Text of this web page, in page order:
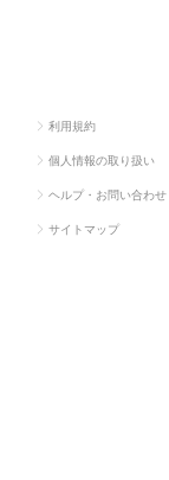
利用規約
個人情報の取り扱い
ヘルプ・お問い合わせ
サイトマップ